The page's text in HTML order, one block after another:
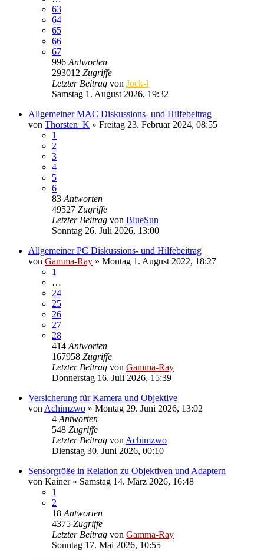
63
64
65
66
67
996 Antworten
293012 Zugriffe
Letzter Beitrag von Jock-l
Samstag 1. August 2026, 19:32
Allgemeiner MAC Diskussions- und Hilfebeitrag
von Thorsten_K » Freitag 23. Februar 2024, 08:55
1
2
3
4
5
6
83 Antworten
49527 Zugriffe
Letzter Beitrag von BlueSun
Sonntag 26. Juli 2026, 13:00
Allgemeiner PC Diskussions- und Hilfebeitrag
von Gamma-Ray » Montag 1. August 2022, 18:27
1
…
24
25
26
27
28
414 Antworten
167958 Zugriffe
Letzter Beitrag von Gamma-Ray
Donnerstag 16. Juli 2026, 15:39
Versicherung für Kamera und Objektive
von Achimzwo » Montag 29. Juni 2026, 13:02
4 Antworten
548 Zugriffe
Letzter Beitrag von Achimzwo
Dienstag 30. Juni 2026, 00:10
Sensorgröße in Relation zu Objektiven und Adaptern
von Kainer» Samstag 14. März 2026, 16:48
1
2
18 Antworten
4375 Zugriffe
Letzter Beitrag von Gamma-Ray
Sonntag 17. Mai 2026, 10:55